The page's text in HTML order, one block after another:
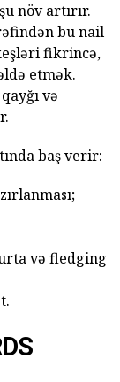
növ artırır.
bu nail
fikrincə,
etmək.
və
baş verir:
və fledging